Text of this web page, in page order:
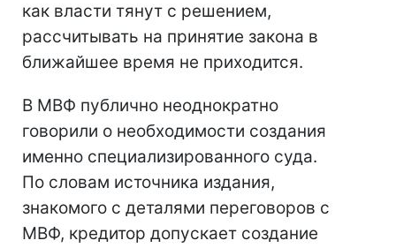
как власти тянут с решением,
рассчитывать на принятие закона в
ближайшее время не приходится.
В МВФ публично неоднократно
говорили о необходимости создания
именно специализированного суда.
По словам источника издания,
знакомого с деталями переговоров с
МВФ, кредитор допускает создание